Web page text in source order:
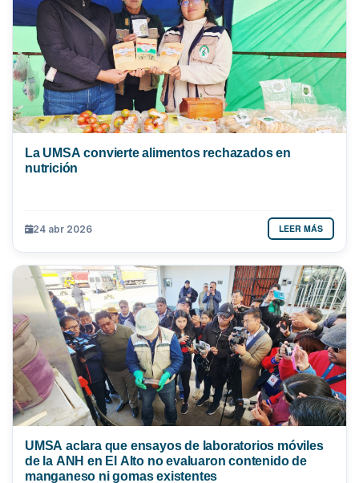
La UMSA convierte alimentos rechazados en
nutrición
24 abr 2026 LEER MÁS
UMSA aclara que ensayos de laboratorios móviles
de la ANH en El Alto no evaluaron contenido de
manganeso ni gomas existentes